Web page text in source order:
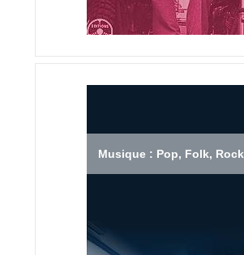
Musique : Pop, Folk, Rock